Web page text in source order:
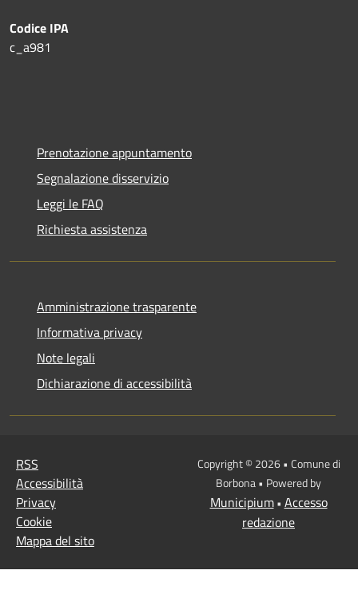
Codice IPA
c_a981
Prenotazione appuntamento
Segnalazione disservizio
Leggi le FAQ
Richiesta assistenza
Amministrazione trasparente
Informativa privacy
Note legali
Dichiarazione di accessibilità
RSS
Accessibilità
Privacy
Cookie
Mappa del sito
Copyright © 2026 • Comune di
Borbona • Powered by
Municipium• Accesso
redazione